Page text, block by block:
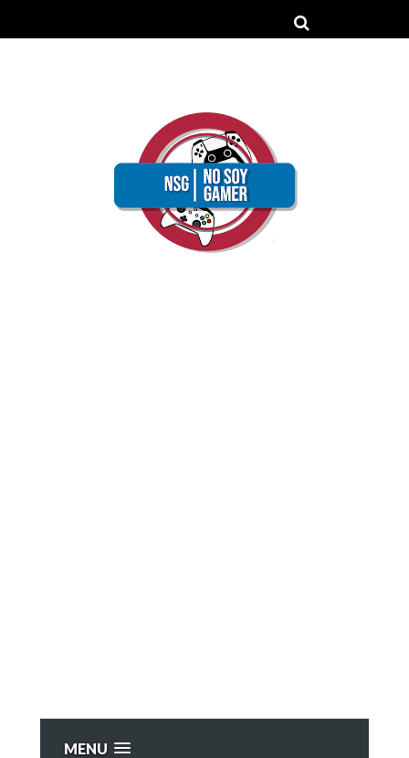
MENU